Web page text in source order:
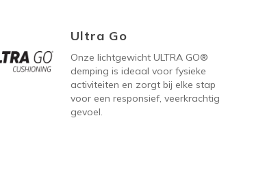
Ultra Go
Onze lichtgewicht ULTRA GO®
demping is ideaal voor fysieke
activiteiten en zorgt bij elke stap
voor een responsief, veerkrachtig
gevoel.